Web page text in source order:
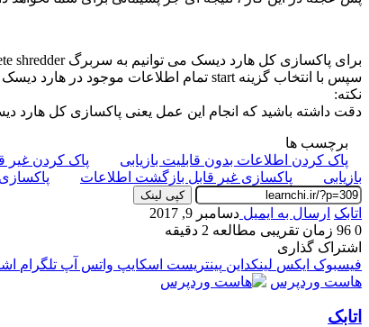
برای پاکسازی کل هارد دیسک می توانیم به سربرگ complete shredder در پنجره shredder برویم.
سپس با انتخاب گزینه start تمام اطلاعات موجود در هارد دیسک پاک می شوند.
نکته:
دقت داشته باشید که انجام این عمل یعنی پاکسازی کل هارد
برچسب ها
پاک کردن اطلاعات بدون قابلیت بازیابی
پاک کردن غیر
بازیابی
پاکسازی غیر قابل بازگشت اطلاعات
کپی لینک
اتابک ارسال به ایمیل دسامبر 9, 2017
0
زمان تقریبی مطالعه 2 دقیقه
اشتراک گذاری
فیسبوک ایکس لینکداین پینتریست اسکایپ واتس آپ تلگرام
هاست وردپرس
اتابک